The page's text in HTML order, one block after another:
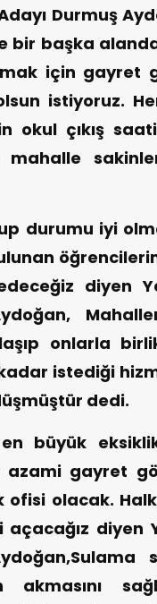
Durmuş
bir başka
için gayret
istiyoruz.
okul çıkış
mahalle
durumu iyi
diyen
onlarla
istediği
dedi.
büyük
gayret
olacak.
açacağız diyen
akmasını